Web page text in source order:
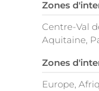
Zones
Centre-Val
Aquitaine,
Zones
Europe,